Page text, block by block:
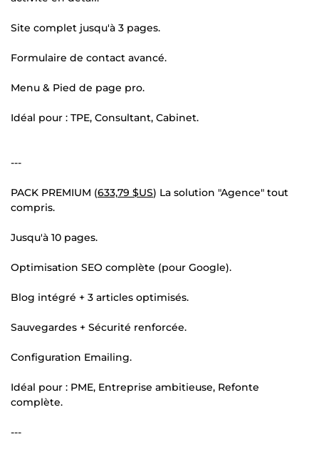
Site complet jusqu'à 3 pages.
Formulaire de contact avancé.
Menu & Pied de page pro.
Idéal pour : TPE, Consultant, Cabinet.
---
PACK PREMIUM (633,79 $US) La solution "Agence" tout
compris.
Jusqu'à 10 pages.
Optimisation SEO complète (pour Google).
Blog intégré + 3 articles optimisés.
Sauvegardes + Sécurité renforcée.
Configuration Emailing.
Idéal pour : PME, Entreprise ambitieuse, Refonte
complète.
---